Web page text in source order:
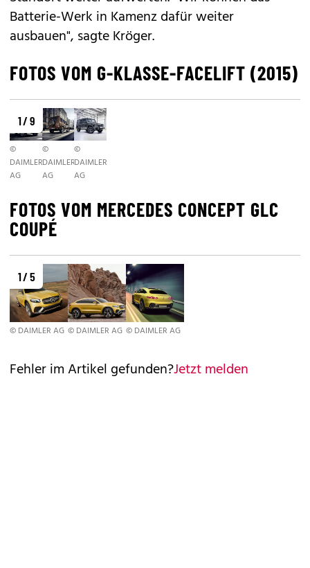
Batterie-Werk in Kamenz dafür weiter
ausbauen", sagte Kröger.
FOTOS VOM G-KLASSE-FACELIFT (2015)
1 / 9
©
DAIMLER
AG
©
DAIMLER
AG
©
DAIMLER
AG
FOTOS VOM MERCEDES CONCEPT GLC
COUPÉ
1 / 5
© DAIMLER AG © DAIMLER AG © DAIMLER AG
Fehler im Artikel gefunden?Jetzt melden